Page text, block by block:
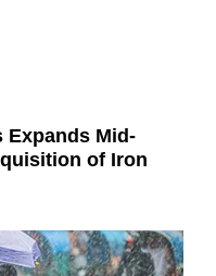
Expands Mid-
of Iron